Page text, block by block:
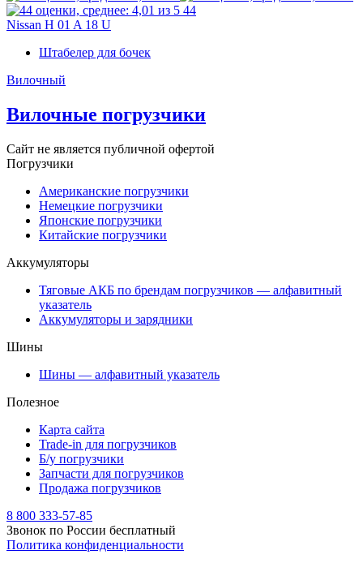
44
Nissan H 01 A 18 U
Штабелер для бочек
Вилочный
Вилочные погрузчики
Сайт не является публичной офертой
Погрузчики
Американские погрузчики
Немецкие погрузчики
Японские погрузчики
Китайские погрузчики
Аккумуляторы
Тяговые АКБ по брендам погрузчиков — алфавитный
указатель
Аккумуляторы и зарядники
Шины
Шины — алфавитный указатель
Полезное
Карта сайта
Trade-in для погрузчиков
Б/у погрузчики
Запчасти для погрузчиков
Продажа погрузчиков
8 800 333-57-85
Звонок по России бесплатный
Политика конфиденциальности